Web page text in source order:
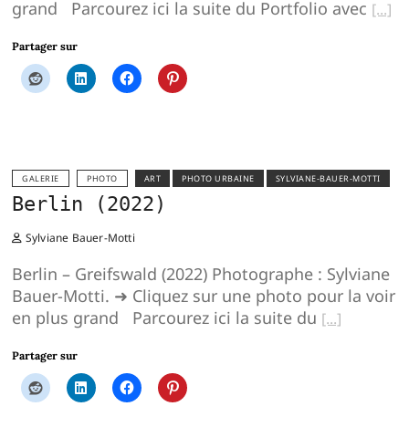
grand Parcourez ici la suite du Portfolio avec
Partager sur
GALERIE PHOTO ART PHOTO URBAINE SYLVIANE-BAUER-MOTTI
Berlin (2022)
Sylviane Bauer-Motti
Berlin – Greifswald (2022) Photographe : Sylviane
Bauer-Motti. ➜ Cliquez sur une photo pour la voir
en plus grand Parcourez ici la suite du
Partager sur